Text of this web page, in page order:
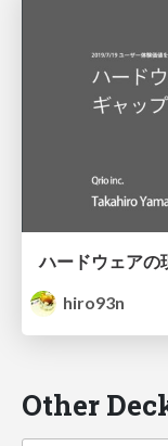
hiro93n
Other